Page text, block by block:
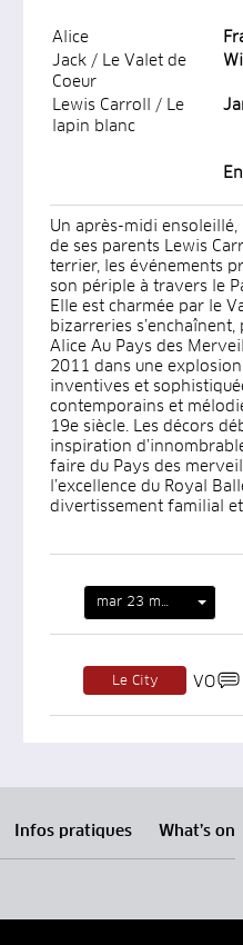
Alice
Jack / Le Valet de
Coeur
Lewis Carroll / Le
lapin blanc
Un après-midi ensoleillé,
de ses parents Lewis
terrier, les événements
son périple à travers le
Elle est charmée par le
bizarreries
Alice Au Pays des
2011 dans une
inventives et
contemporains et
19e siècle. Les décors
inspiration
faire du Pays des
l’excellence du Royal
divertissement familial
mar 23 mars
Le City VO
Infos pratiques What’s on